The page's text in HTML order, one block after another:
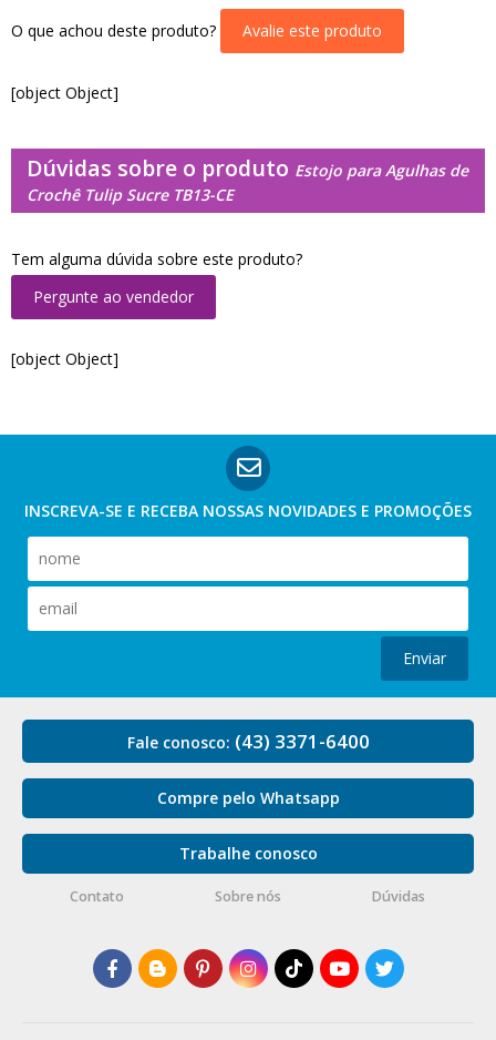
O que achou deste produto? Avalie este produto
[object Object]
Dúvidas sobre o produto Estojo para Agulhas de
Crochê Tulip Sucre TB13-CE
Tem alguma dúvida sobre este produto?
Pergunte ao vendedor
[object Object]
INSCREVA-SE E RECEBA NOSSAS NOVIDADES E PROMOÇÕES
Enviar
Fale conosco: (43) 3371-6400
Compre pelo Whatsapp
Trabalhe conosco
Contato Sobre nós Dúvidas